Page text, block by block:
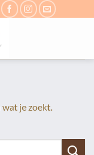
je zoekt.